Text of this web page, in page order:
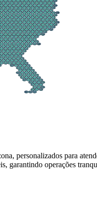
personalizados para
garantindo operações